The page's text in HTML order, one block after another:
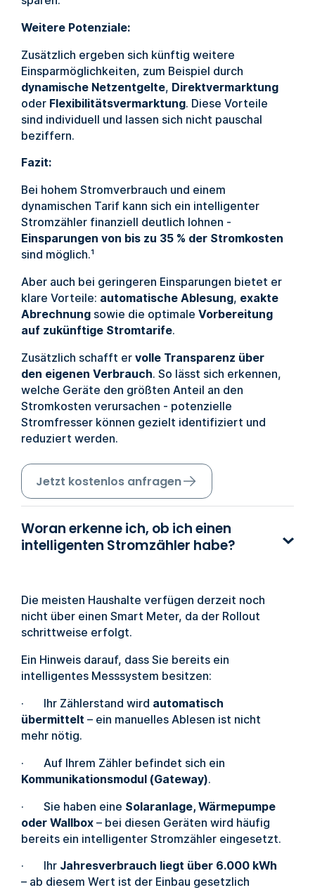
Weitere Potenziale:
Zusätzlich ergeben sich künftig weitere
Einsparmöglichkeiten, zum Beispiel durch
dynamische Netzentgelte, Direktvermarktung
oder Flexibilitätsvermarktung. Diese Vorteile
sind individuell und lassen sich nicht pauschal
beziffern.
Fazit:
Bei hohem Stromverbrauch und einem
dynamischen Tarif kann sich ein intelligenter
Stromzähler finanziell deutlich lohnen -
Einsparungen von bis zu 35 % der Stromkosten
sind möglich.¹
Aber auch bei geringeren Einsparungen bietet er
klare Vorteile: automatische Ablesung, exakte
Abrechnungsowie die optimale Vorbereitung
auf zukünftige Stromtarife.
Zusätzlich schafft er volle Transparenz über
den eigenen Verbrauch. So lässt sich erkennen,
welche Geräte den größten Anteil an den
Stromkosten verursachen - potenzielle
Stromfresser können gezielt identifiziert und
reduziert werden.
Jetzt kostenlos anfragen
Woran erkenne ich, ob ich einen
intelligenten Stromzähler habe?
Die meisten Haushalte verfügen derzeit noch
nicht über einen Smart Meter, da der Rollout
schrittweise erfolgt.
Ein Hinweis darauf, dass Sie bereits ein
intelligentes Messsystem besitzen:
· Ihr Zählerstand wird automatisch
übermittelt – ein manuelles Ablesen ist nicht
mehr nötig.
· Auf Ihrem Zähler befindet sich ein
Kommunikationsmodul (Gateway).
· Sie haben eine Solaranlage, Wärmepumpe
oder Wallbox– bei diesen Geräten wird häufig
bereits ein intelligenter Stromzähler eingesetzt.
· Ihr Jahresverbrauch liegt über 6.000 kWh
– ab diesem Wert ist der Einbau gesetzlich